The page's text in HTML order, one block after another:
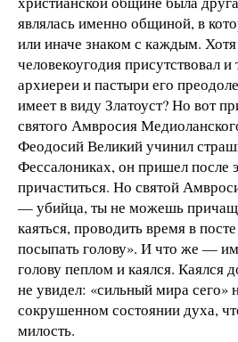
являлась именно общиной, в
или иначе знаком с каждым.
человекоугодия присутствовал и
архиереи и пастыри его
имеет в виду Златоуст? Но вот
святого Амвросия
Феодосий Великий учинил
Фессалониках, он пришел после
причаститься. Но святой
— убийца, ты не можешь
каяться, проводить время в
посыпать голову». И что же —
голову пеплом и каялся. Каялся
не увидел: «сильный мира сего»
сокрушенном состоянии духа,
милость.